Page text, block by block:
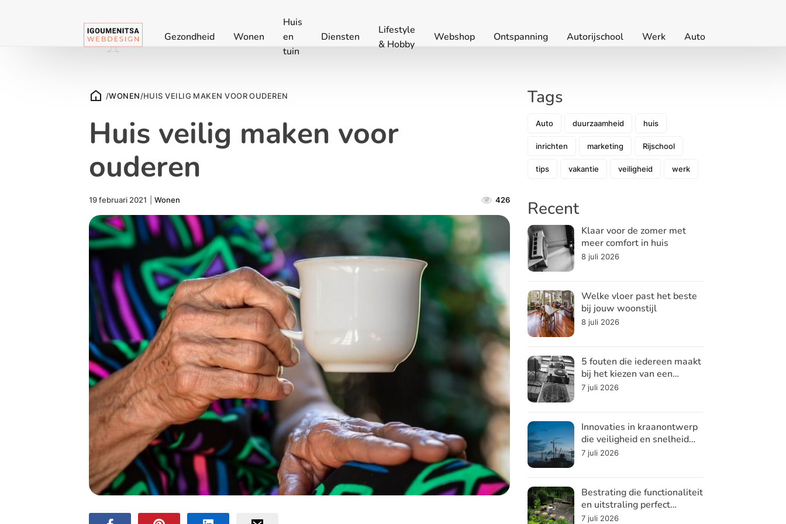
Gezondheid Wonen
Huis
en
tuin
Diensten
Lifestyle
& Hobby
Webshop Ontspanning Autorijschool Werk Auto
/WONEN/HUIS VEILIG MAKEN VOOR OUDEREN
Huis veilig maken voor
ouderen
19 februari 2021 Wonen 426
Tags
Auto duurzaamheid huis
inrichten marketing Rijschool
tips vakantie veiligheid werk
Recent
Klaar voor de zomer met
meer comfort in huis
8 juli 2026
Welke vloer past het beste
bij jouw woonstijl
8 juli 2026
5 fouten die iedereen maakt
bij het kiezen van een
koelsysteem
7 juli 2026
Innovaties in kraanontwerp
die veiligheid en snelheid
verhogen
7 juli 2026
Bestrating die functionaliteit
en uitstraling perfect
combineert
7 juli 2026